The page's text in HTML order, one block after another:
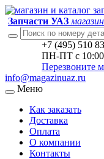
Запчасти УАЗ
+7 (495) 510
ПН-ПТ с 10:00
Перезвоните
info@magazinuaz.ru
Меню
Как заказать
Доставка
Оплата
О компании
Контакты